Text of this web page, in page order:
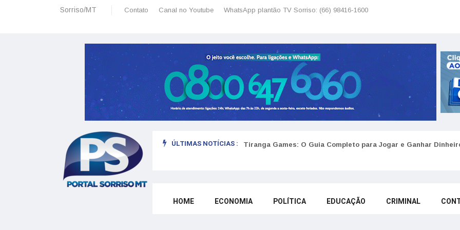
Sorriso/MT Contato Canal no Youtube WhatsApp plantão TV Sorriso: (66) 98416-1600
ÚLTIMAS NOTÍCIAS :
planeamento financeiro detalhado para não passar sufoco Tiranga Games: O Guia Completo para Jogar e Ganhar
HOME ECONOMIA POLÍTICA EDUCAÇÃO CRIMINAL